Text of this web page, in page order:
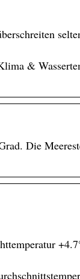
&
Die